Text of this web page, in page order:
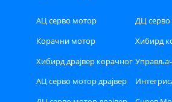
АЦ серво мотор
ДЦ
Корачни мотор
затворене петље
Хибирд
Хибирд драјвер корачног
мотора
мотора
АЦ серво мотор драјвер